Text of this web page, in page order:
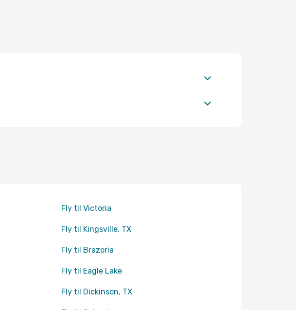
Fly til Victoria
Fly til Kingsville, TX
Fly til Brazoria
Fly til Eagle Lake
Fly til Dickinson, TX